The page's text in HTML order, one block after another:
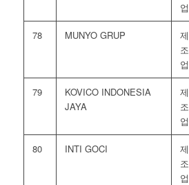
업
78 MUNYO GRUP
제
조
업
79
KOVICO INDONESIA
JAYA
제
조
업
80 INTI GOCI
제
조
업